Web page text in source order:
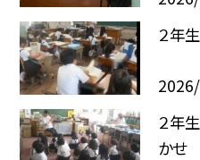
２年
２年
かせ